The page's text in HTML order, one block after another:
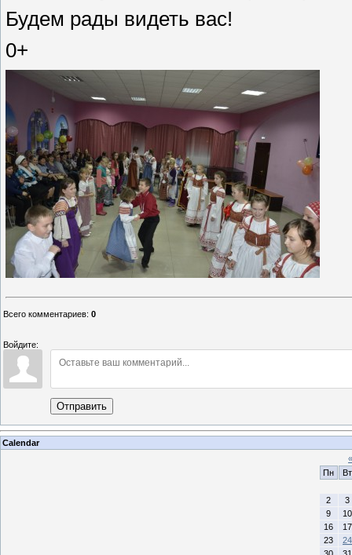
Будем рады видеть вас!
0+
Всего комментариев: 0
Войдите:
Отправить
Calendar
«
Пн
Вт
2
3
9
10
16
17
23
24